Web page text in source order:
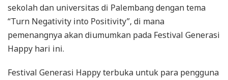
sekolah dan universitas di Palembang dengan tema
“Turn Negativity into Positivity”, di mana
pemenangnya akan diumumkan pada Festival Generasi
Happy hari ini.
Festival Generasi Happy terbuka untuk para pengguna